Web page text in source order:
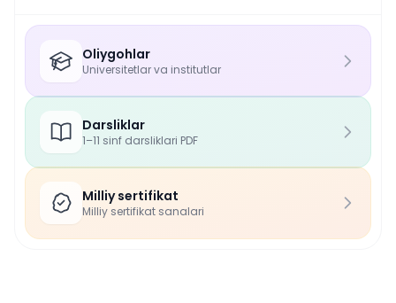
Oliygohlar
Universitetlar va institutlar
Darsliklar
1–11 sinf darsliklari PDF
Milliy sertifikat
Milliy sertifikat sanalari